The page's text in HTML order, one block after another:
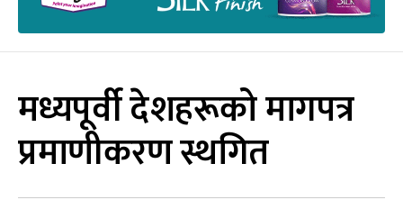
मध्यपूर्वी देशहरूको मागपत्र
प्रमाणीकरण स्थगित